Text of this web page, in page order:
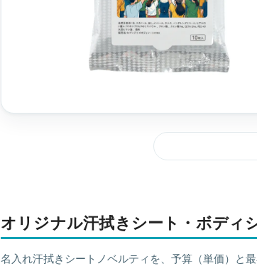
オリジナル汗拭きシート・ボディ
名入れ汗拭きシートノベルティを、予算（単価）と